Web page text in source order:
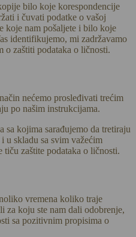
bilo koje korespondencije
i čuvati podatke o vašoj
koje nam pošaljete i bilo koje
identifikujemo, mi zadržavamo
o zaštiti podataka o ličnosti.
nećemo prosleđivati trećim
po našim instrukcijama.
sa kojima sarađujemo da tretiraju
u skladu sa svim važećim
zaštite podataka o ličnosti.
vremena koliko traje
za koju ste nam dali odobrenje,
sa pozitivnim propisima o